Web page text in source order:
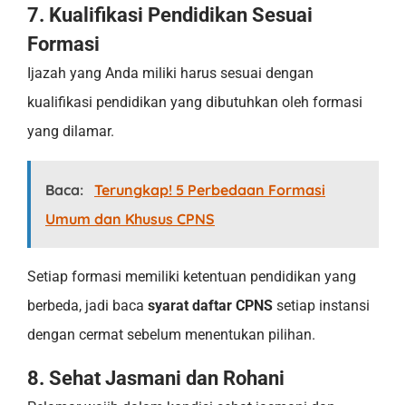
7. Kualifikasi Pendidikan Sesuai
Formasi
Ijazah yang Anda miliki harus sesuai dengan
kualifikasi pendidikan yang dibutuhkan oleh formasi
yang dilamar.
Baca: Terungkap! 5 Perbedaan Formasi
Umum dan Khusus CPNS
Setiap formasi memiliki ketentuan pendidikan yang
berbeda, jadi baca syarat daftar CPNS setiap instansi
dengan cermat sebelum menentukan pilihan.
8. Sehat Jasmani dan Rohani